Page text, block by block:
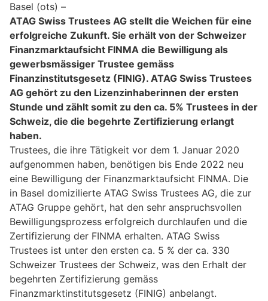
Basel (ots) –
ATAG Swiss Trustees AG stellt die Weichen für eine
erfolgreiche Zukunft. Sie erhält von der Schweizer
Finanzmarktaufsicht FINMA die Bewilligung als
gewerbsmässiger Trustee gemäss
Finanzinstitutsgesetz (FINIG). ATAG Swiss Trustees
AG gehört zu den Lizenzinhaberinnen der ersten
Stunde und zählt somit zu den ca. 5% Trustees in der
Schweiz, die die begehrte Zertifizierung erlangt
haben.
Trustees, die ihre Tätigkeit vor dem 1. Januar 2020
aufgenommen haben, benötigen bis Ende 2022 neu
eine Bewilligung der Finanzmarktaufsicht FINMA. Die
in Basel domizilierte ATAG Swiss Trustees AG, die zur
ATAG Gruppe gehört, hat den sehr anspruchsvollen
Bewilligungsprozess erfolgreich durchlaufen und die
Zertifizierung der FINMA erhalten. ATAG Swiss
Trustees ist unter den ersten ca. 5 % der ca. 330
Schweizer Trustees der Schweiz, was den Erhalt der
begehrten Zertifizierung gemäss
Finanzmarktinstitutsgesetz (FINIG) anbelangt.